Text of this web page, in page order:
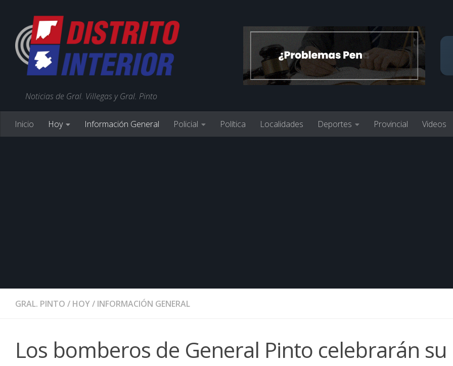
Noticias de Gral. Villegas y Gral. Pinto
Inicio Hoy Información General Policial Política Localidades Deportes Provincial Videos
GRAL. PINTO / HOY/ INFORMACIÓN GENERAL
Los bomberos de General Pinto celebrarán su